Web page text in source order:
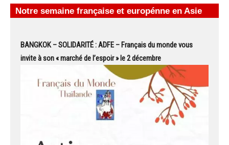
Notre semaine française et europénne en Asie
BANGKOK – SOLIDARITÉ : ADFE – Français du monde vous
invite à son « marché de l’espoir » le 2 décembre